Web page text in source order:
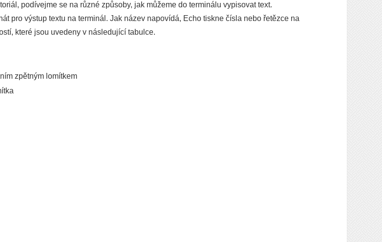
podívejme se na různé způsoby, jak můžeme do terminálu vypisovat text.
pro výstup textu na terminál. Jak název napovídá, Echo tiskne čísla nebo řetězce na
které jsou uvedeny v následující tabulce.
zpětným lomítkem